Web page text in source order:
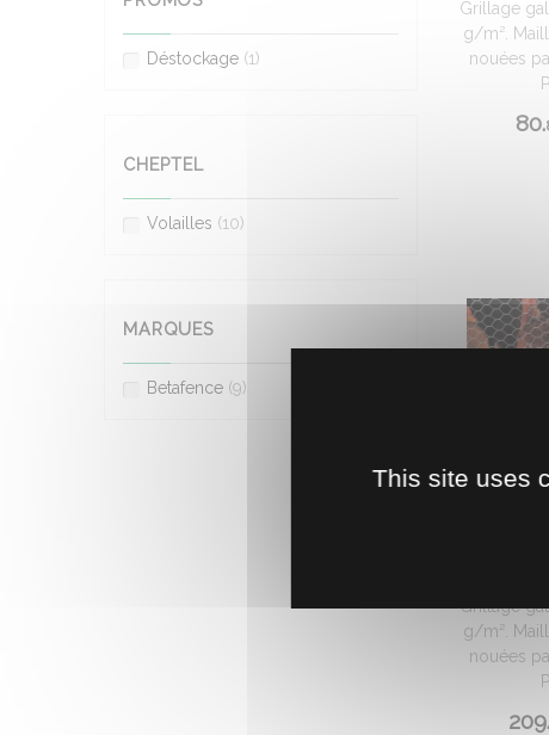
Grillage
g/m².
nouées
80.
Grillage
g/m².
nouées
209.
Déstockage (1)
CHEPTEL
Volailles (10)
MARQUES
Betafence (9)
This site uses